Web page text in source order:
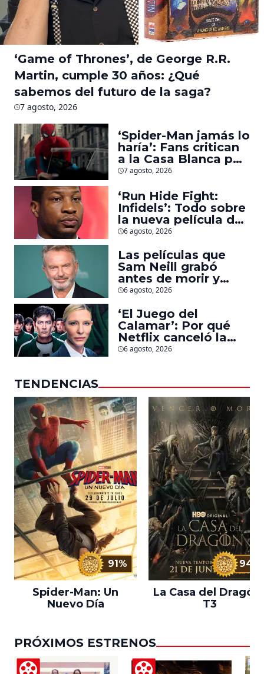
‘Game of Thrones’, de George R.R.
Martin, cumple 30 años: ¿Qué
sabemos del futuro de la saga?
7 agosto, 2026
‘Spider-Man jamás lo
haría’: Fans critican
a la Casa Blanca por
usar al héroe para
deportaciones
7 agosto, 2026
‘Run Hide Fight:
Infidels’: Todo sobre
la nueva película de
Jonathan Majors en
islamistas radicales
6 agosto, 2026
Las películas que
Sam Neill grabó
antes de morir y
llegarán pronto a
6 agosto, 2026
‘El Juego del
Calamar’: Por qué
Netflix canceló la
serie de David
Unidos
6 agosto, 2026
TENDENCIAS
91%
Spider-Man: Un
Nuevo Día
94%
La Casa del Dragón
T3
PRÓXIMOS ESTRENOS